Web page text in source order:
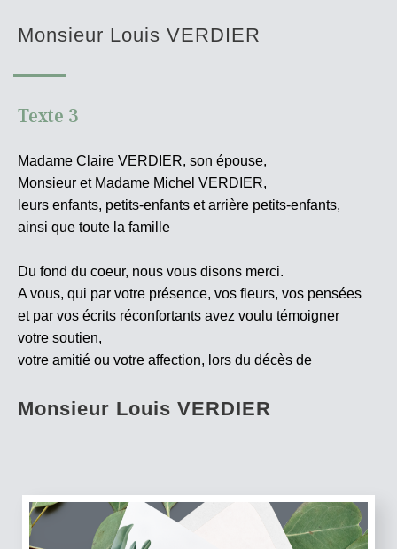
Monsieur Louis VERDIER
Texte 3
Madame Claire VERDIER, son épouse,
Monsieur et Madame Michel VERDIER,
leurs enfants, petits-enfants et arrière petits-enfants,
ainsi que toute la famille
Du fond du coeur, nous vous disons merci.
A vous, qui par votre présence, vos fleurs, vos pensées
et par vos écrits réconfortants avez voulu témoigner
votre soutien,
votre amitié ou votre affection, lors du décès de
Monsieur Louis VERDIER